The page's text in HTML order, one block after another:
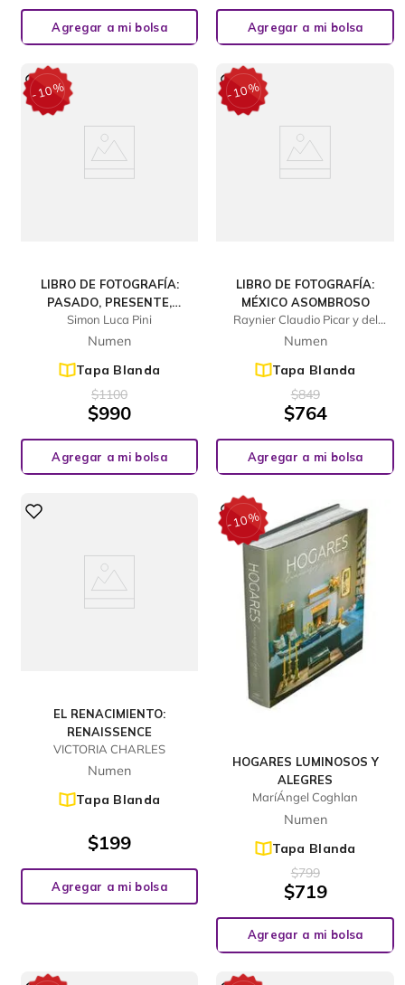
Agregar a mi bolsa Agregar a mi bolsa
LIBRO DE FOTOGRAFÍA:
PASADO, PRESENTE,
FUTURO: AUTOMOBILI
LAMBORGHINI
Simon Luca Pini
Numen
Tapa Blanda
-10%
$1100
$990
Agregar a mi bolsa
LIBRO DE FOTOGRAFÍA:
MÉXICO ASOMBROSO
Raynier Claudio Picar y del
Prado
Numen
Tapa Blanda
-10%
$849
$764
Agregar a mi bolsa
EL RENACIMIENTO:
RENAISSENCE
VICTORIA CHARLES
Numen
Tapa Blanda
$199
Agregar a mi bolsa
HOGARES LUMINOSOS Y
ALEGRES
MaríÁngel Coghlan
Numen
Tapa Blanda
-10%
$799
$719
Agregar a mi bolsa